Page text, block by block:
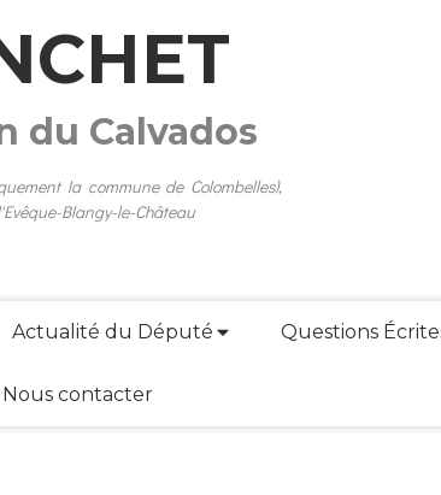
du Calvados
la commune de Colombelles),
Blangy-le-Château
Actualité du Député Questions
Nous contacter